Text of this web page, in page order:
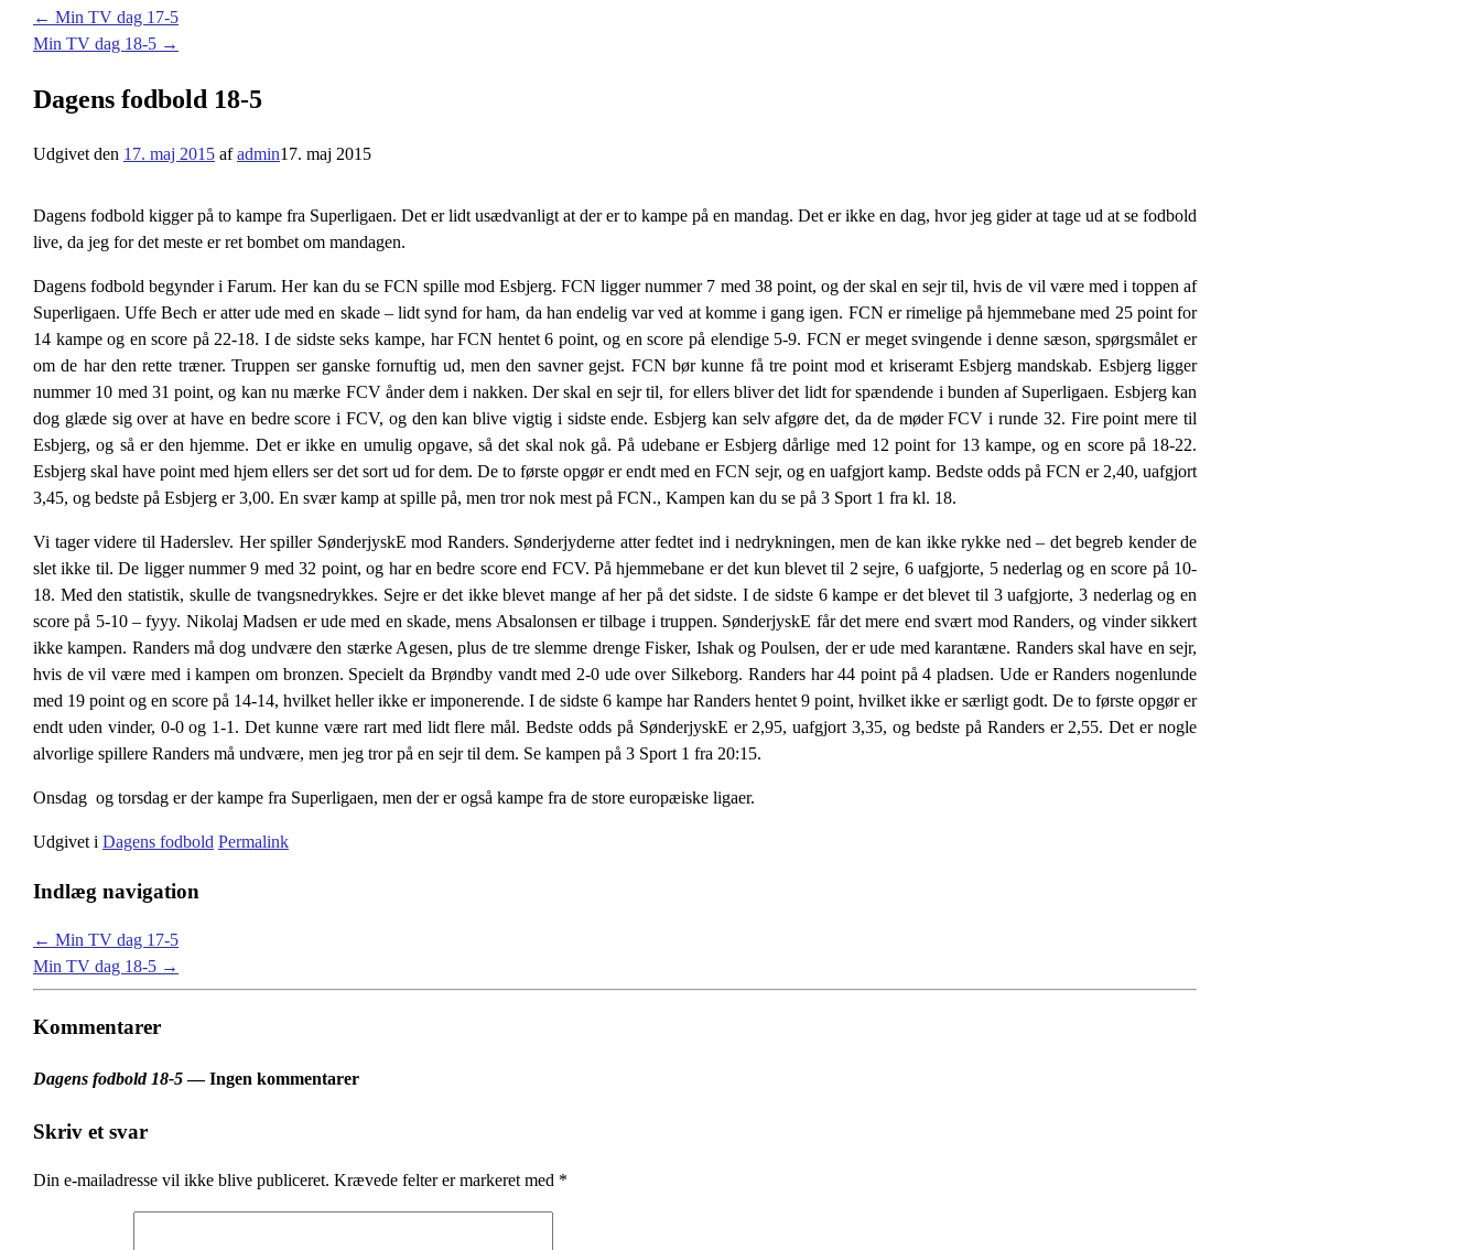
← Min TV dag 17-5
Min TV dag 18-5 →
Dagens fodbold 18-5
Udgivet den 17. maj 2015 afadmin17. maj 2015
Dagens fodbold kigger på to kampe fra Superligaen. Det er lidt usædvanligt at der er to kampe på en mandag. Det er ikke en dag, hvor jeg gider at tage ud at se fodbold
live, da jeg for det meste er ret bombet om mandagen.
Dagens fodbold begynder i Farum. Her kan du se FCN spille mod Esbjerg. FCN ligger nummer 7 med 38 point, og der skal en sejr til, hvis de vil være med i toppen af
Superligaen. Uffe Bech er atter ude med en skade – lidt synd for ham, da han endelig var ved at komme i gang igen. FCN er rimelige på hjemmebane med 25 point for
14 kampe og en score på 22-18. I de sidste seks kampe, har FCN hentet 6 point, og en score på elendige 5-9. FCN er meget svingende i denne sæson, spørgsmålet er
om de har den rette træner. Truppen ser ganske fornuftig ud, men den savner gejst. FCN bør kunne få tre point mod et kriseramt Esbjerg mandskab. Esbjerg ligger
nummer 10 med 31 point, og kan nu mærke FCV ånder dem i nakken. Der skal en sejr til, for ellers bliver det lidt for spændende i bunden af Superligaen. Esbjerg kan
dog glæde sig over at have en bedre score i FCV, og den kan blive vigtig i sidste ende. Esbjerg kan selv afgøre det, da de møder FCV i runde 32. Fire point mere til
Esbjerg, og så er den hjemme. Det er ikke en umulig opgave, så det skal nok gå. På udebane er Esbjerg dårlige med 12 point for 13 kampe, og en score på 18-22.
Esbjerg skal have point med hjem ellers ser det sort ud for dem. De to første opgør er endt med en FCN sejr, og en uafgjort kamp. Bedste odds på FCN er 2,40, uafgjort
3,45, og bedste på Esbjerg er 3,00. En svær kamp at spille på, men tror nok mest på FCN., Kampen kan du se på 3 Sport 1 fra kl. 18.
Vi tager videre til Haderslev. Her spiller SønderjyskE mod Randers. Sønderjyderne atter fedtet ind i nedrykningen, men de kan ikke rykke ned – det begreb kender de
slet ikke til. De ligger nummer 9 med 32 point, og har en bedre score end FCV. På hjemmebane er det kun blevet til 2 sejre, 6 uafgjorte, 5 nederlag og en score på 10-
18. Med den statistik, skulle de tvangsnedrykkes. Sejre er det ikke blevet mange af her på det sidste. I de sidste 6 kampe er det blevet til 3 uafgjorte, 3 nederlag og en
score på 5-10 – fyyy. Nikolaj Madsen er ude med en skade, mens Absalonsen er tilbage i truppen. SønderjyskE får det mere end svært mod Randers, og vinder sikkert
ikke kampen. Randers må dog undvære den stærke Agesen, plus de tre slemme drenge Fisker, Ishak og Poulsen, der er ude med karantæne. Randers skal have en sejr,
hvis de vil være med i kampen om bronzen. Specielt da Brøndby vandt med 2-0 ude over Silkeborg. Randers har 44 point på 4 pladsen. Ude er Randers nogenlunde
med 19 point og en score på 14-14, hvilket heller ikke er imponerende. I de sidste 6 kampe har Randers hentet 9 point, hvilket ikke er særligt godt. De to første opgør er
endt uden vinder, 0-0 og 1-1. Det kunne være rart med lidt flere mål. Bedste odds på SønderjyskE er 2,95, uafgjort 3,35, og bedste på Randers er 2,55. Det er nogle
alvorlige spillere Randers må undvære, men jeg tror på en sejr til dem. Se kampen på 3 Sport 1 fra 20:15.
Onsdag og torsdag er der kampe fra Superligaen, men der er også kampe fra de store europæiske ligaer.
Udgivet i Dagens fodbold Permalink
Indlæg navigation
← Min TV dag 17-5
Min TV dag 18-5 →
Kommentarer
Dagens fodbold 18-5— Ingen kommentarer
Skriv et svar
Din e-mailadresse vil ikke blive publiceret. Krævede felter er markeret med *